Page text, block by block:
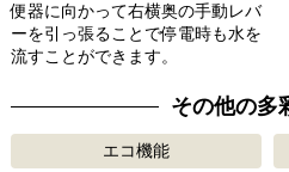
便器に向かって右横奥の手動レバ
ーを引っ張ることで停電時も水を
流すことができます。
その他の多
エコ機能